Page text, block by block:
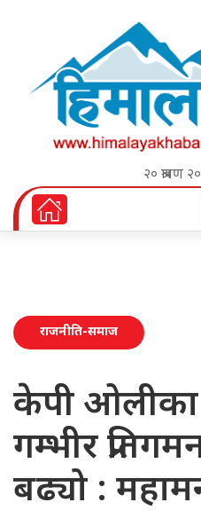
२० श्रावण
राजनीति-समाज
केपी ओलीका
गम्भीर
बढ्यो :